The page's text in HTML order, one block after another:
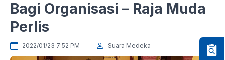
Bagi Organisasi – Raja Muda
Perlis
2022/01/23 7:52 PM Suara Medeka